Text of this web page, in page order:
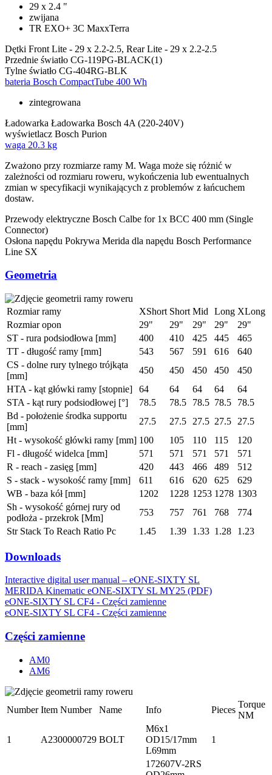
29 x 2.4 "
zwijana
TR EXO+ 3C MaxxTerra
Dętki Front Lite - 29 x 2.2-2.5, Rear Lite - 29 x 2.2-2.5
Przednie światło CG-119PG-BLACK(1)
Tylne światło CG-404RG-BLK
bateria Bosch CompactTube 400 Wh
zintegrowana
Ładowarka Ładowarka Bosch 4A (220-240V)
wyświetlacz Bosch Purion
waga 20.3 kg
Zważono przy rozmiarze ramy M. Waga może się różnić w
zależności od rozmiaru roweru, wykończenia lub ewentualnych
zmian w specyfikacji wynikających z problemów z łańcuchem
dostaw.
Przewody elektryczne Bosch Calbe for 1x BCC 400 mm (Single
Connector)
Osłona napędu Pokrywa Merida dla napędu Bosch Performance
Line SX
Geometria
Rozmiar ramy XShort Short Mid Long XLong
Rozmiar opon
29" 29" 29" 29"
29"
ST - rura podsiodłowa [mm]
400 410 425 445
465
TT - długość ramy [mm]
543 567 591 616
640
CS - dolne rury tylnego trójkąta
[mm]
450 450 450 450
450
HTA - kąt główki ramy [stopnie]
64 64 64 64
64
STA - kąt rury podsiodłowej [°]
78.5 78.5 78.5 78.5
78.5
Bd - położenie środka supportu
[mm]
27.5 27.5 27.5 27.5
27.5
Ht - wysokość główki ramy [mm] 100 105 110 115
120
Fl - długość widelca [mm]
571 571 571 571
571
R - reach - zasięg [mm]
420 443 466 489
512
S - stack - wysokość ramy [mm]
611 616 620 625
629
WB - baza kół [mm]
1202 1228 1253 1278 1303
Sh - wysokość górnej rury od
podłoża - przekrok [Mm]
753 757 761 768
774
Str Stack To Reach Ratio Pc
1.45 1.39 1.33 1.28 1.23
Downloads
Interactive digital user manual – eONE-SIXTY SL
MERIDA Kinematic eONE-SIXTY SL MY25 (PDF)
eONE-SIXTY SL CF4 - Części zamienne
eONE-SIXTY SL CF4 - Części zamienne
Części zamienne
AM0
AM6
Number Item Number Name Info Pieces
Torque
NM
1 A2300000729 BOLT
M6x1
OD15/17mm
L69mm
1
172607V-2RS